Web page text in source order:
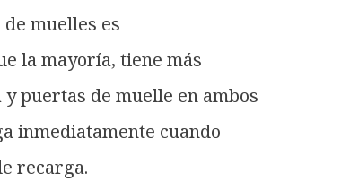
muelles es
la mayoría, tiene más
puertas de muelle en ambos
inmediatamente cuando
recarga.